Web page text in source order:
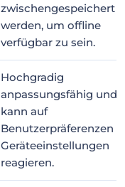
zwischengespeichert
werden, um offline
verfügbar zu sein.
Hochgradig
anpassungsfähig und
kann auf
Benutzerpräferenzen
Geräteeinstellungen
reagieren.